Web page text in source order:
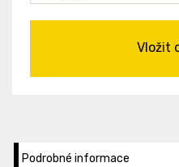
Vložit
Podrobné informace